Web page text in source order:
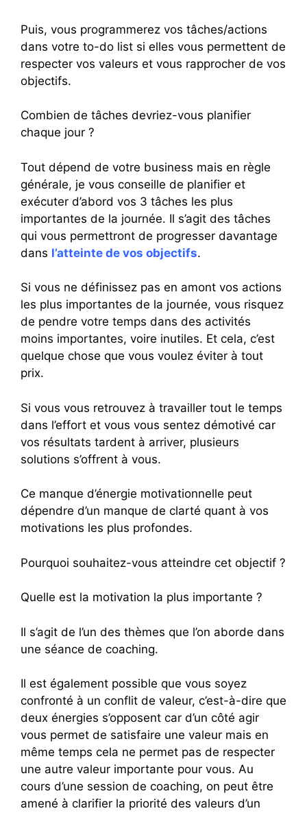
Puis, vous programmerez vos tâches/actions
dans votre to-do list si elles vous permettent de
respecter vos valeurs et vous rapprocher de vos
objectifs.
Combien de tâches devriez-vous planifier
chaque jour ?
Tout dépend de votre business mais en règle
générale, je vous conseille de planifier et
exécuter d’abord vos 3 tâches les plus
importantes de la journée. Il s’agit des tâches
qui vous permettront de progresser davantage
dans l’atteinte de vos objectifs.
Si vous ne définissez pas en amont vos actions
les plus importantes de la journée, vous risquez
de pendre votre temps dans des activités
moins importantes, voire inutiles. Et cela, c’est
quelque chose que vous voulez éviter à tout
prix.
Si vous vous retrouvez à travailler tout le temps
dans l’effort et vous vous sentez démotivé car
vos résultats tardent à arriver, plusieurs
solutions s’offrent à vous.
Ce manque d’énergie motivationnelle peut
dépendre d’un manque de clarté quant à vos
motivations les plus profondes.
Pourquoi souhaitez-vous atteindre cet objectif ?
Quelle est la motivation la plus importante ?
Il s’agit de l’un des thèmes que l’on aborde dans
une séance de coaching.
Il est également possible que vous soyez
confronté à un conflit de valeur, c’est-à-dire que
deux énergies s’opposent car d’un côté agir
vous permet de satisfaire une valeur mais en
même temps cela ne permet pas de respecter
une autre valeur importante pour vous. Au
cours d’une session de coaching, on peut être
amené à clarifier la priorité des valeurs d’un